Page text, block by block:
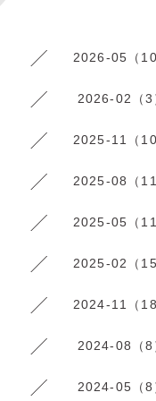
2026-05（10
2026-02（3
2025-11（10
2025-08（11
2025-05（11
2025-02（15
2024-11（18
2024-08（8
2024-05（8